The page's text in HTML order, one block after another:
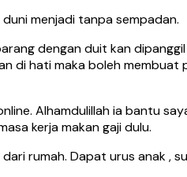
menjadi tanpa sempadan.
dengan duit kan
di hati maka boleh
Alhamdulillah ia bantu
kerja makan gaji dulu.
rumah. Dapat urus anak ,